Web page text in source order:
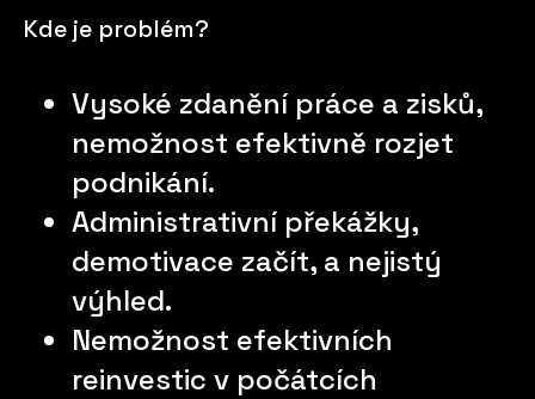
Kde je problém?
Vysoké zdanění práce a zisků,
nemožnost efektivně rozjet
podnikání.
Administrativní překážky,
demotivace začít, a nejistý
výhled.
Nemožnost efektivních
reinvestic v počátcích